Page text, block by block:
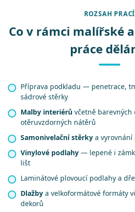
ROZSAH PRACÍ
Co v rámci malířské
práce
Příprava podkladu — penetrace,
sádrové stěrky
Malby interiérů včetně barevných
otěruvzdorných nátěrů
Samonivelační stěrky a
Vinylové podlahy — lepené i
lišt
Laminátové plovoucí podlahy a
Dlažby a velkoformátové formáty
dekorů